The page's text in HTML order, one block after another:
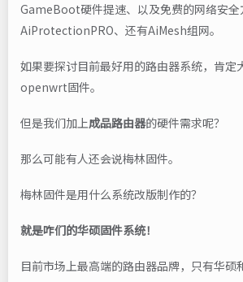
GameBoot硬件提速、以及免费的网络安全
AiProtectionPRO、还有AiMesh组网。
如果要探讨目前最好用的路由器系统，肯定
openwrt固件。
但是我们加上成品路由器的硬件需求呢？
那么可能有人还会说梅林固件。
梅林固件是用什么系统改版制作的？
就是咋们的华硕固件系统！
目前市场上最高端的路由器品牌，只有华硕